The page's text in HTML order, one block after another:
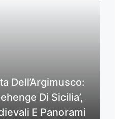
Dell’Argimusco:
Di Sicilia’,
E Panorami